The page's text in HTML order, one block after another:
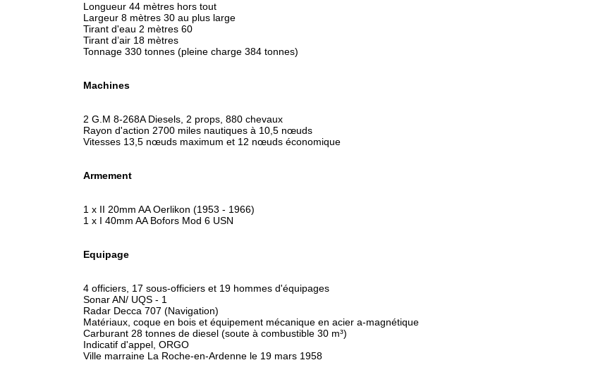
Longueur 44 mètres hors tout
Largeur 8 mètres 30 au plus large
Tirant d'eau 2 mètres 60
Tirant d’air 18 mètres
Tonnage 330 tonnes (pleine charge 384 tonnes)
Machines
2 G.M 8-268A Diesels, 2 props, 880 chevaux
Rayon d'action 2700 miles nautiques à 10,5 nœuds
Vitesses 13,5 nœuds maximum et 12 nœuds économique
Armement
1 x II 20mm AA Oerlikon (1953 - 1966)
1 x I 40mm AA Bofors Mod 6 USN
Equipage
4 officiers, 17 sous-officiers et 19 hommes d'équipages
Sonar AN/ UQS - 1
Radar Decca 707 (Navigation)
Matériaux, coque en bois et équipement mécanique en acier a-magnétique
Carburant 28 tonnes de diesel (soute à combustible 30 m³)
Indicatif d'appel, ORGO
Ville marraine La Roche-en-Ardenne le 19 mars 1958